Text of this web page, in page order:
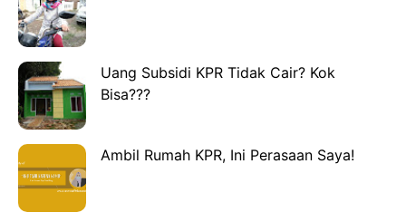
Uang Subsidi KPR Tidak Cair? Kok
Bisa???
Ambil Rumah KPR, Ini Perasaan Saya!